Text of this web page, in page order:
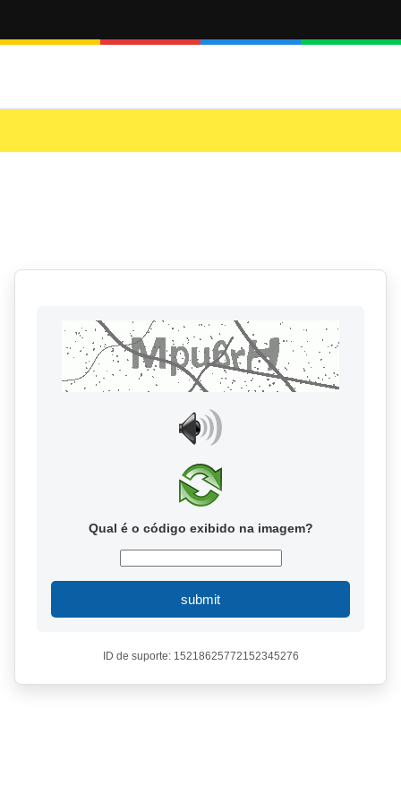
Qual é o código exibido na imagem?
submit
ID de suporte: 15218625772152345276